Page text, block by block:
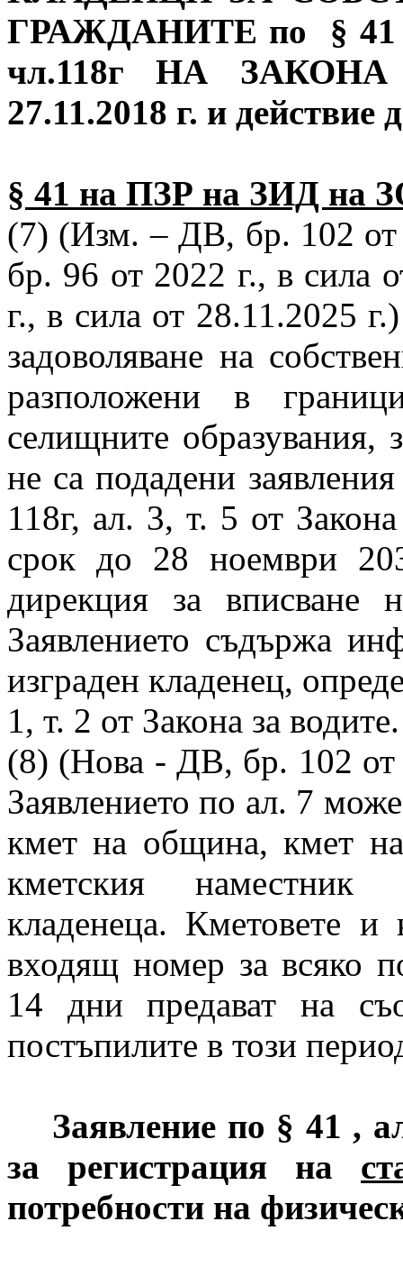
ГРАЖДАНИТЕ по §
чл.118г НА
27.11.2018 г. и действие
§ 41 на ПЗР на ЗИД на
(7) (Изм. – ДВ, бр. 102 от
бр. 96 от 2022 г., в сила
г., в сила от 28.11.2025
задоволяване на
разположени в
селищните
не са подадени
118г, ал. 3, т. 5 от
срок до 28 ноември
дирекция за вписване
Заявлението съдържа
изграден кладенец,
1, т. 2 от Закона за водите.
(8) (Нова - ДВ, бр. 102 от
Заявлението по ал. 7
кмет на община, кмет
кметския наместник
кладенеца. Кметовете и
входящ номер за всяко
14 дни предават на
постъпилите в този
Заявление по § 41
за регистрация на
потребности на